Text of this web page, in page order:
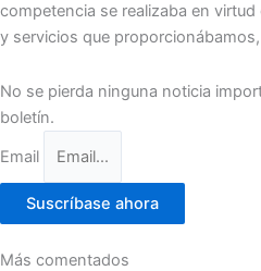
competencia se realizaba en
y servicios que
No se pierda ninguna noticia
boletín.
Email
Suscríbase ahora
Más comentados